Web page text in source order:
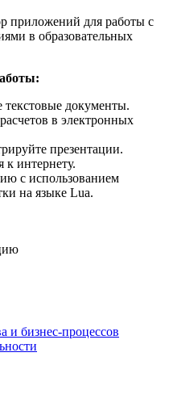
приложений для работы с
в образовательных
текстовые документы.
в электронных
презентации.
к интернету.
с использованием
на языке Lua.
и бизнес-процессов